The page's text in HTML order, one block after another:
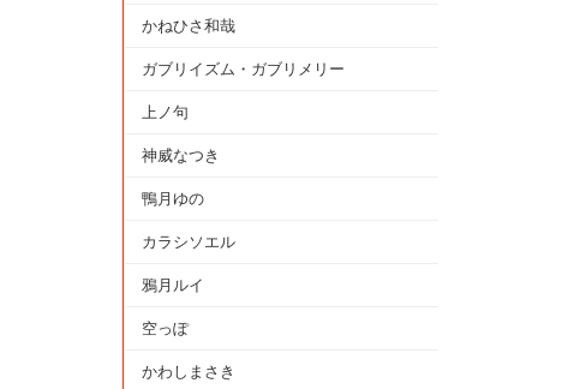
かねひさ和哉
ガブリイズム・ガブリメリー
上ノ句
神威なつき
鴨月ゆの
カラシソエル
鴉月ルイ
空っぽ
かわしまさき